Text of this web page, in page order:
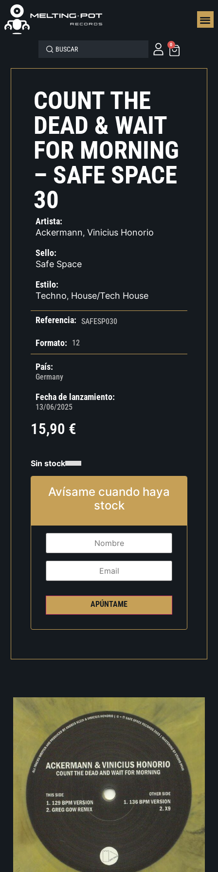
0
COUNT THE
DEAD & WAIT
FOR MORNING
– SAFE SPACE
30
Artista:
Ackermann, Vinicius Honorio
Sello:
Safe Space
Estilo:
Techno, House/Tech House
Referencia: SAFESP030
Formato: 12
País:
Germany
Fecha de lanzamiento:
13/06/2025
15,90 €
Sin stock
Avísame cuando haya
stock
APÚNTAME